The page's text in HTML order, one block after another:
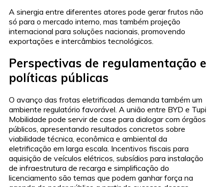
A sinergia entre diferentes atores pode gerar frutos não
só para o mercado interno, mas também projeção
internacional para soluções nacionais, promovendo
exportações e intercâmbios tecnológicos.
Perspectivas de regulamentação e
políticas públicas
O avanço das frotas eletrificadas demanda também um
ambiente regulatório favorável. A união entre BYD e Tupi
Mobilidade pode servir de case para dialogar com órgãos
públicos, apresentando resultados concretos sobre
viabilidade técnica, econômica e ambiental da
eletrificação em larga escala. Incentivos fiscais para
aquisição de veículos elétricos, subsídios para instalação
de infraestrutura de recarga e simplificação do
licenciamento são temas que podem ganhar força na